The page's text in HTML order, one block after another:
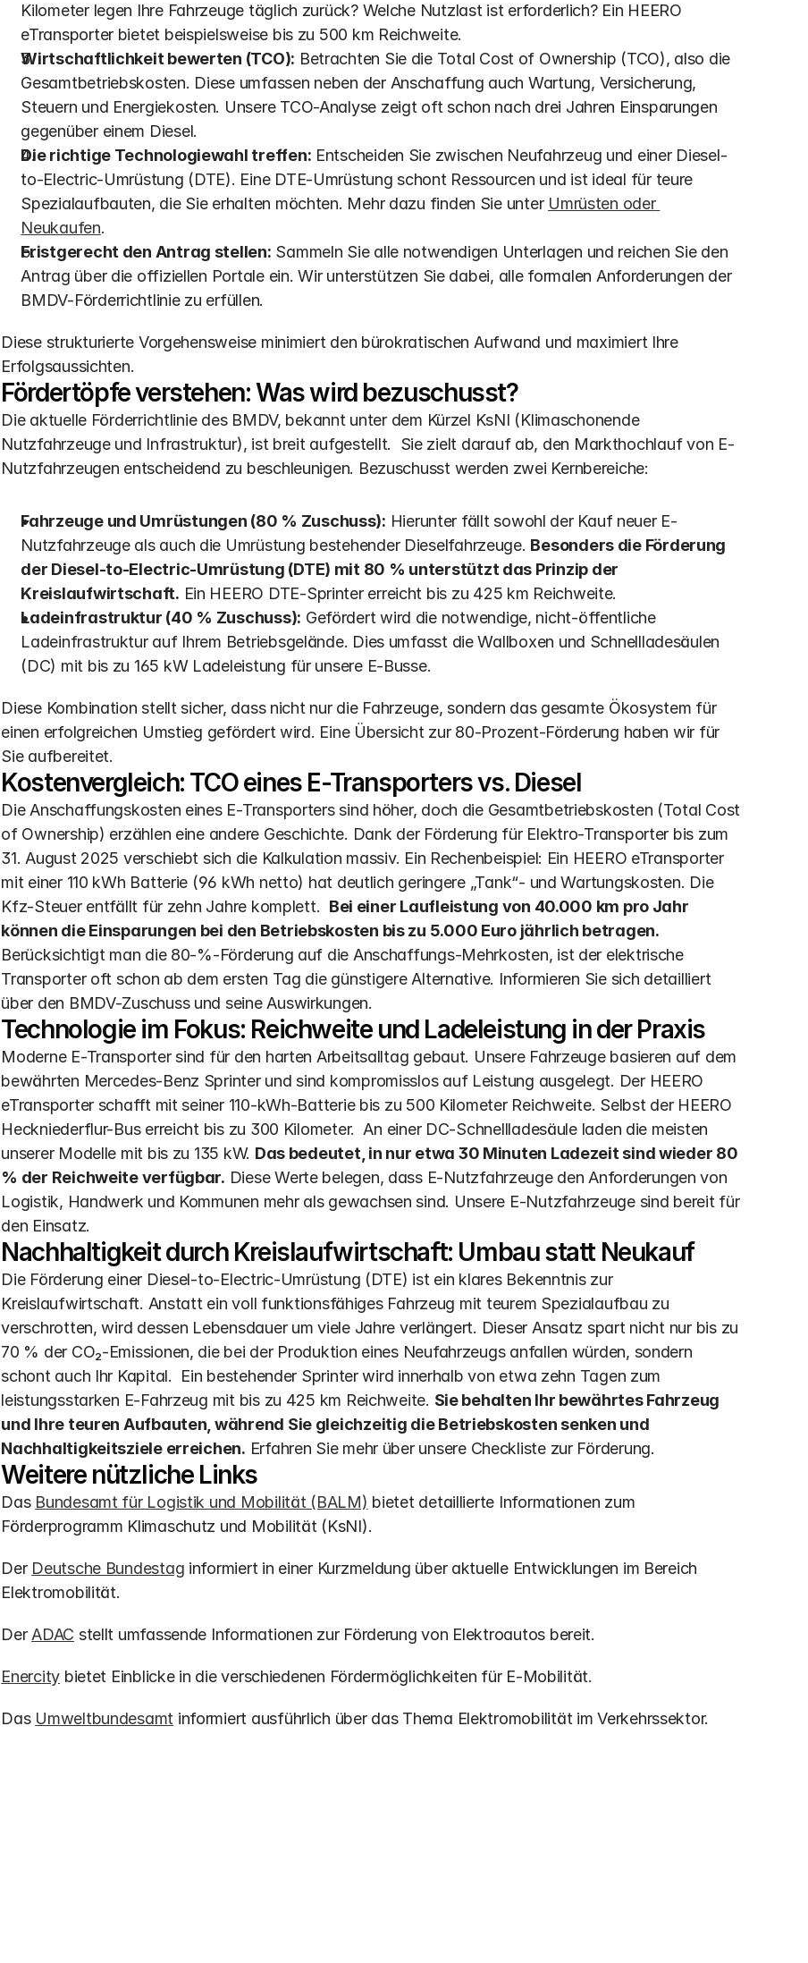
Kilometer legen Ihre Fahrzeuge täglich zurück? Welche Nutzlast ist erforderlich? Ein HEERO
eTransporter bietet beispielsweise bis zu 500 km Reichweite.
Wirtschaftlichkeit bewerten (TCO): Betrachten Sie die Total Cost of Ownership (TCO), also die
Gesamtbetriebskosten. Diese umfassen neben der Anschaffung auch Wartung, Versicherung,
Steuern und Energiekosten. Unsere TCO-Analyse zeigt oft schon nach drei Jahren Einsparungen
gegenüber einem Diesel.
Die richtige Technologiewahl treffen: Entscheiden Sie zwischen Neufahrzeug und einer Diesel-
to-Electric-Umrüstung (DTE). Eine DTE-Umrüstung schont Ressourcen und ist ideal für teure
Spezialaufbauten, die Sie erhalten möchten. Mehr dazu finden Sie unter Umrüsten oder
Neukaufen.
Fristgerecht den Antrag stellen: Sammeln Sie alle notwendigen Unterlagen und reichen Sie den
Antrag über die offiziellen Portale ein. Wir unterstützen Sie dabei, alle formalen Anforderungen der
BMDV-Förderrichtlinie zu erfüllen.
Diese strukturierte Vorgehensweise minimiert den bürokratischen Aufwand und maximiert Ihre
Erfolgsaussichten.
Fördertöpfe verstehen: Was wird bezuschusst?
Die aktuelle Förderrichtlinie des BMDV, bekannt unter dem Kürzel KsNI (Klimaschonende
Nutzfahrzeuge und Infrastruktur), ist breit aufgestellt.  Sie zielt darauf ab, den Markthochlauf von E-
Nutzfahrzeugen entscheidend zu beschleunigen. Bezuschusst werden zwei Kernbereiche:
Fahrzeuge und Umrüstungen (80 % Zuschuss): Hierunter fällt sowohl der Kauf neuer E-
Nutzfahrzeuge als auch die Umrüstung bestehender Dieselfahrzeuge. Besonders die Förderung
der Diesel-to-Electric-Umrüstung (DTE) mit 80 % unterstützt das Prinzip der
Kreislaufwirtschaft. Ein HEERO DTE-Sprinter erreicht bis zu 425 km Reichweite.
Ladeinfrastruktur (40 % Zuschuss): Gefördert wird die notwendige, nicht-öffentliche
Ladeinfrastruktur auf Ihrem Betriebsgelände. Dies umfasst die Wallboxen und Schnellladesäulen
(DC) mit bis zu 165 kW Ladeleistung für unsere E-Busse.
Diese Kombination stellt sicher, dass nicht nur die Fahrzeuge, sondern das gesamte Ökosystem für
einen erfolgreichen Umstieg gefördert wird. Eine Übersicht zur 80-Prozent-Förderung haben wir für
Sie aufbereitet.
Kostenvergleich: TCO eines E-Transporters vs. Diesel
Die Anschaffungskosten eines E-Transporters sind höher, doch die Gesamtbetriebskosten (Total Cost
of Ownership) erzählen eine andere Geschichte. Dank der Förderung für Elektro-Transporter bis zum
31. August 2025 verschiebt sich die Kalkulation massiv. Ein Rechenbeispiel: Ein HEERO eTransporter
mit einer 110 kWh Batterie (96 kWh netto) hat deutlich geringere „Tank“- und Wartungskosten. Die
Kfz-Steuer entfällt für zehn Jahre komplett. Bei einer Laufleistung von 40.000 km pro Jahr
können die Einsparungen bei den Betriebskosten bis zu 5.000 Euro jährlich betragen.
Berücksichtigt man die 80-%-Förderung auf die Anschaffungs-Mehrkosten, ist der elektrische
Transporter oft schon ab dem ersten Tag die günstigere Alternative. Informieren Sie sich detailliert
über den BMDV-Zuschuss und seine Auswirkungen.
Technologie im Fokus: Reichweite und Ladeleistung in der Praxis
Moderne E-Transporter sind für den harten Arbeitsalltag gebaut. Unsere Fahrzeuge basieren auf dem
bewährten Mercedes-Benz Sprinter und sind kompromisslos auf Leistung ausgelegt. Der HEERO
eTransporter schafft mit seiner 110-kWh-Batterie bis zu 500 Kilometer Reichweite. Selbst der HEERO
Heckniederflur-Bus erreicht bis zu 300 Kilometer.  An einer DC-Schnellladesäule laden die meisten
unserer Modelle mit bis zu 135 kW. Das bedeutet, in nur etwa 30 Minuten Ladezeit sind wieder 80
% der Reichweite verfügbar. Diese Werte belegen, dass E-Nutzfahrzeuge den Anforderungen von
Logistik, Handwerk und Kommunen mehr als gewachsen sind. Unsere E-Nutzfahrzeuge sind bereit für
den Einsatz.
Nachhaltigkeit durch Kreislaufwirtschaft: Umbau statt Neukauf
Die Förderung einer Diesel-to-Electric-Umrüstung (DTE) ist ein klares Bekenntnis zur
Kreislaufwirtschaft. Anstatt ein voll funktionsfähiges Fahrzeug mit teurem Spezialaufbau zu
verschrotten, wird dessen Lebensdauer um viele Jahre verlängert. Dieser Ansatz spart nicht nur bis zu
70 % der CO₂-Emissionen, die bei der Produktion eines Neufahrzeugs anfallen würden, sondern
schont auch Ihr Kapital.  Ein bestehender Sprinter wird innerhalb von etwa zehn Tagen zum
leistungsstarken E-Fahrzeug mit bis zu 425 km Reichweite. Sie behalten Ihr bewährtes Fahrzeug
und Ihre teuren Aufbauten, während Sie gleichzeitig die Betriebskosten senken und
Nachhaltigkeitsziele erreichen. Erfahren Sie mehr über unsere Checkliste zur Förderung.
Weitere nützliche Links
Das Bundesamt für Logistik und Mobilität (BALM) bietet detaillierte Informationen zum
Förderprogramm Klimaschutz und Mobilität (KsNI).
Der Deutsche Bundestag informiert in einer Kurzmeldung über aktuelle Entwicklungen im Bereich
Elektromobilität.
Der ADAC stellt umfassende Informationen zur Förderung von Elektroautos bereit.
Enercity bietet Einblicke in die verschiedenen Fördermöglichkeiten für E-Mobilität.
Das Umweltbundesamt informiert ausführlich über das Thema Elektromobilität im Verkehrssektor.